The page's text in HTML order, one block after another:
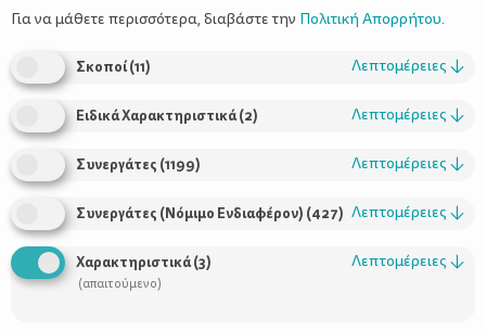
Χρήσιμοι Σύνδεσμοι
Για να μάθετε περισσότερα, διαβάστε την Πολιτική Απορρήτου.
Σκοποί(11) Λεπτομέρειες ↓
Ειδικά Χαρακτηριστικά(2) Λεπτομέρειες ↓
Συνεργάτες (1199) Λεπτομέρειες ↓
Συνεργάτες (Νόμιμο Ενδιαφέρον) (427) Λεπτομέρειες ↓
Χαρακτηριστικά(3)
(απαιτούμενο)
Λεπτομέρειες ↓